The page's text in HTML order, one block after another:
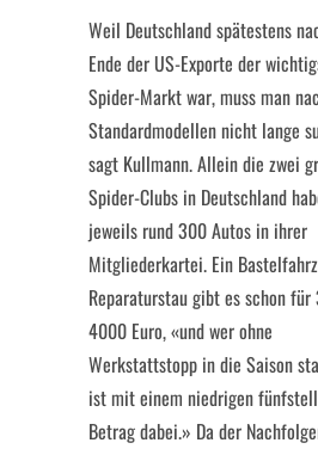
Weil Deutschland spätestens
Ende der US-Exporte der
Spider-Markt war, muss man
Standardmodellen nicht lange
sagt Kullmann. Allein die zwei
Spider-Clubs in Deutschland
jeweils rund 300 Autos in ihrer
Mitgliederkartei. Ein
Reparaturstau gibt es schon
4000 Euro, «und wer ohne
Werkstattstopp in die Saison
ist mit einem niedrigen
Betrag dabei.» Da der